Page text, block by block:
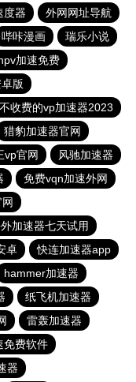
度器
外网网址导航
哔咔漫画
瑞乐小说
加速免费
版
收费的vp加速器2023
猎豹加速器官网
vp官网
风驰加速器
免费vqn加速外网
加速器七天试用
卓
快连加速器app
hammer加速器
纸飞机加速器
雷轰加速器
免费软件
器